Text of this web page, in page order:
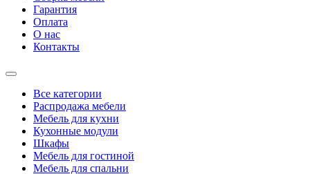
Гарантия
Оплата
О нас
Контакты
Все категории
Распродажа мебели
Мебель для кухни
Кухонные модули
Шкафы
Мебель для гостиной
Мебель для спальни